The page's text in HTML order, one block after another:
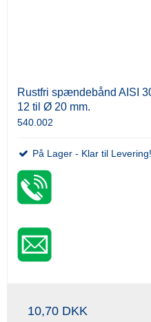
Rustfri spændebånd AISI
12 til Ø 20 mm.
540.002
På Lager - Klar til Levering!
10,70 DKK